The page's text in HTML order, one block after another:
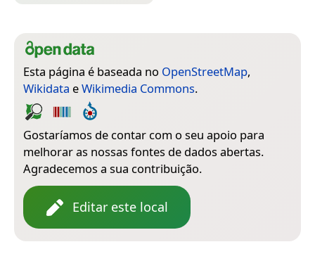
Esta página é baseada no OpenStreetMap,
Wikidata eWikimedia Commons.
Gostaríamos de contar com o seu apoio para
melhorar as nossas fontes de dados abertas.
Agradecemos a sua contribuição.
Editar este local